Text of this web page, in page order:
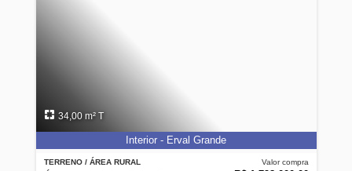
TERRENO / ÁREA RURAL Valor compra
34,00 m² T
Interior - Erval Grande